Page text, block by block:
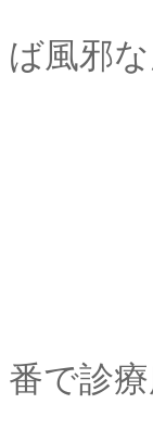
剣心
ば風邪
たい
番で診
「い